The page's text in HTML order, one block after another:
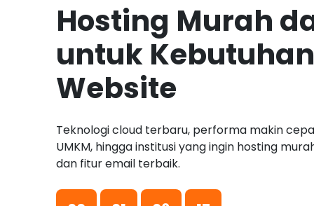
Hosting Murah
untuk
Website
Teknologi cloud terbaru, performa makin
UMKM, hingga institusi yang ingin hosting
dan fitur email terbaik.